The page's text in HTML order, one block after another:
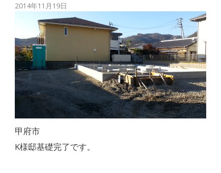
2014年11月19日
甲府市
K様邸基礎完了です。